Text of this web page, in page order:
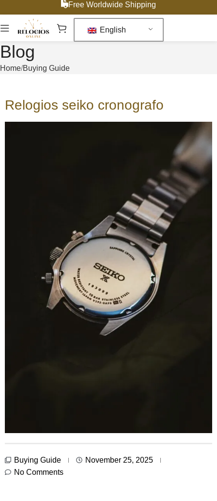
Free Worldwide Shipping
English
Blog
Home Buying Guide
Relogios seiko cronografo
Buying Guide
November 25, 2025
No Comments